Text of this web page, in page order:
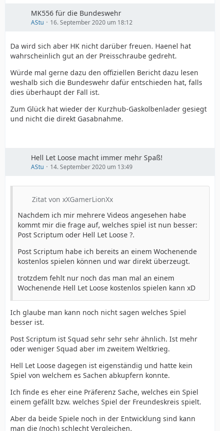
MK556 für die Bundeswehr
AStu 16. September 2020 um 18:12
Da wird sich aber HK nicht darüber freuen. Haenel hat
wahrscheinlich gut an der Preisschraube gedreht.
Würde mal gerne dazu den offiziellen Bericht dazu lesen
weshalb sich die Bundeswehr dafür entschieden hat, falls
dies überhaupt der Fall ist.
Zum Glück hat wieder der Kurzhub-Gaskolbenlader gesiegt
und nicht die direkt Gasabnahme.
Hell Let Loose macht immer mehr Spaß!
AStu 14. September 2020 um 13:49
Zitat von xXGamerLionXx
Nachdem ich mir mehrere Videos angesehen habe
kommt mir die frage auf, welches spiel ist nun besser:
Post Scriptum oder Hell Let Loose ?.
Post Scriptum habe ich bereits an einem Wochenende
kostenlos spielen können und war direkt überzeugt.
trotzdem fehlt nur noch das man mal an einem
Wochenende Hell Let Loose kostenlos spielen kann xD
Ich glaube man kann noch nicht sagen welches Spiel
besser ist.
Post Scriptum ist Squad sehr sehr sehr ähnlich. Ist mehr
oder weniger Squad aber im zweitem Weltkrieg.
Hell Let Loose dagegen ist eigenständig und hatte kein
Spiel von welchem es Sachen abkupfern konnte.
Ich finde es eher eine Präferenz Sache, welches ein Spiel
einem gefällt bzw. welches Spiel der Freundeskreis spielt.
Aber da beide Spiele noch in der Entwicklung sind kann
man die (noch) schlecht Vergleichen.